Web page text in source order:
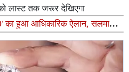
लास्ट तक जरूर देखिएगा
का हुआ आधिकारिक ऐलान, सलमान
ने जारी किया नया आई-लोगो